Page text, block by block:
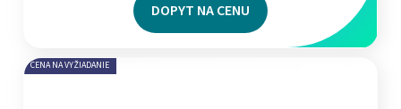
DOPYT NA CENU
CENA NA VYŽIADANIE